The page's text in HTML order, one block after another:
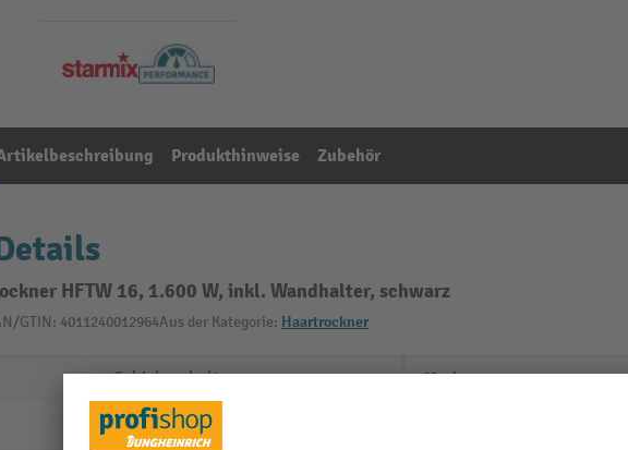
Produkthinweise Zubehör
HFTW 16, 1.600 W, inkl. Wandhalter, schwarz
GTIN: 4011240012964Aus der Kategorie: Haartrockner
Schiebeschalter
245 mm
Marke